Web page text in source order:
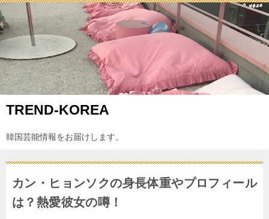
TREND-KOREA
韓国芸能情報をお届けします。
カン・ヒョンソクの身長体重やプロフィール
は？熱愛彼女の噂！